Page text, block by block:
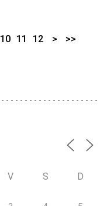
10 11 12 > >>
V S D